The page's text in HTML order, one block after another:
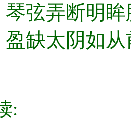
琴弦弄断明
盈缺太阴如
: